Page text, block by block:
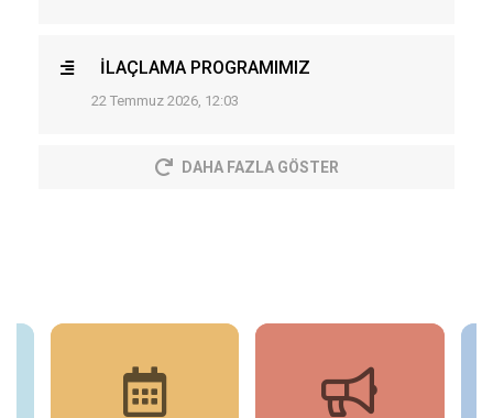
İLAÇLAMA PROGRAMIMIZ
22 Temmuz 2026, 12:03
DAHA FAZLA GÖSTER